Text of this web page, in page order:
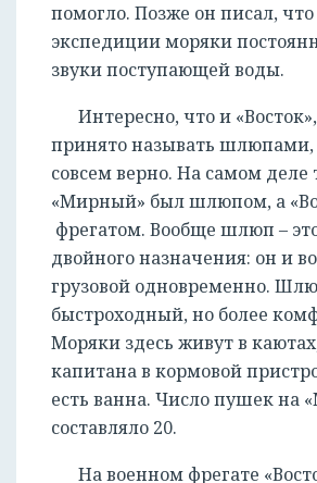
помогло. Позже он писал,
экспедиции моряки
звуки поступающей воды.
Интересно, что и
принято называть шлюпами,
совсем верно. На самом деле
«Мирный» был шлюпом, а
фрегатом. Вообще шлюп –
двойного назначения: он и
грузовой одновременно.
быстроходный, но более
Моряки здесь живут в
капитана в кормовой
есть ванна. Число пушек на
составляло 20.
На военном фрегате